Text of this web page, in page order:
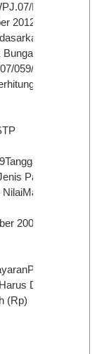
KP.0904/2012
2012 Tahun Pajak
Laporan
Penagihan
059/12 tanggal 26
sebagai
Pajak:
Tahun
2007
Di
(Rp)